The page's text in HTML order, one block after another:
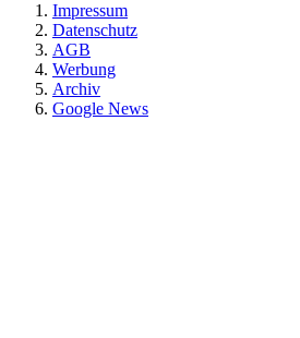
Impressum
Datenschutz
AGB
Werbung
Archiv
Google News